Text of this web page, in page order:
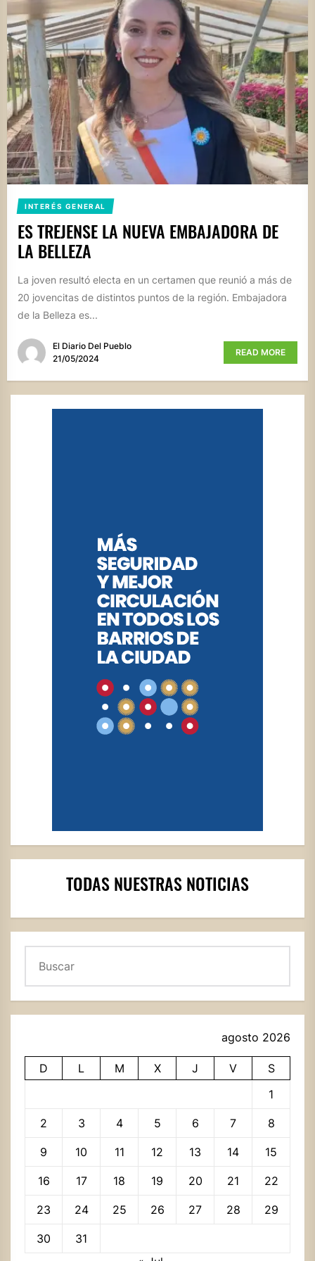
INTERÉS GENERAL
ES TREJENSE LA NUEVA EMBAJADORA DE
LA BELLEZA
La joven resultó electa en un certamen que reunió a más de
20 jovencitas de distintos puntos de la región. Embajadora
de la Belleza es...
El Diario Del Pueblo
21/05/2024
READ MORE
TODAS NUESTRAS NOTICIAS
agosto 2026
D L M X J V
S
1
2 3 4 5 6 7 8
9 10 11 12 13 14 15
16 17 18 19 20 21 22
23 24 25 26 27 28 29
30
31